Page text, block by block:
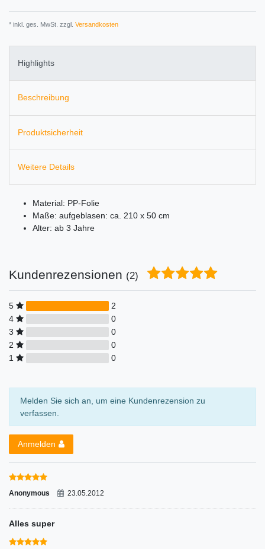
* inkl. ges. MwSt. zzgl. Versandkosten
Highlights
Beschreibung
Produktsicherheit
Weitere Details
Material: PP-Folie
Maße: aufgeblasen: ca. 210 x 50 cm
Alter: ab 3 Jahre
Kundenrezensionen (2)
5
2
4
0
3
0
2
0
1
0
Melden Sie sich an, um eine Kundenrezension zu
verfassen.
Anmelden
Anonymous 23.05.2012
Alles super